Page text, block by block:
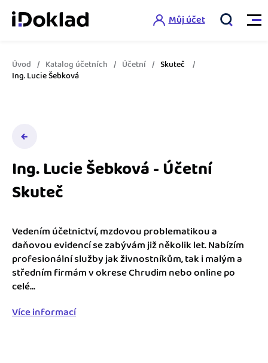
Vlastnosti
Správa kontaktů
Hlídání cashflow
Spolupráce s účetní
Propojení na další systémy
Spřátelené účetní
Katalog doplňků
Nápověda
Jak začít podnikat
Jak se vyznat ve fakturaci
Šablony faktur
Šablona pro plátce DPH
Šablona pro neplátce DPH
Registrovat ZDARMA
Můj účet
Úvod Katalog účetních Účetní
Skuteč
Ing. Lucie Šebková
Ing. Lucie Šebková - Účetní
Skuteč
Vedením účetnictví, mzdovou problematikou a
daňovou evidencí se zabývám již několik let. Nabízím
profesionální služby jak živnostníkům, tak i malým a
středním firmám v okrese Chrudim nebo online po
celé...
Více informací